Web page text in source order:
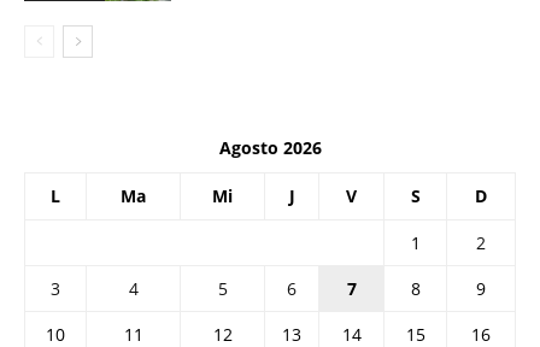
Agosto 2026
L Ma Mi J V S D
1
2
3
4 5 6 7 8
9
10
11 12 13 14 15
16